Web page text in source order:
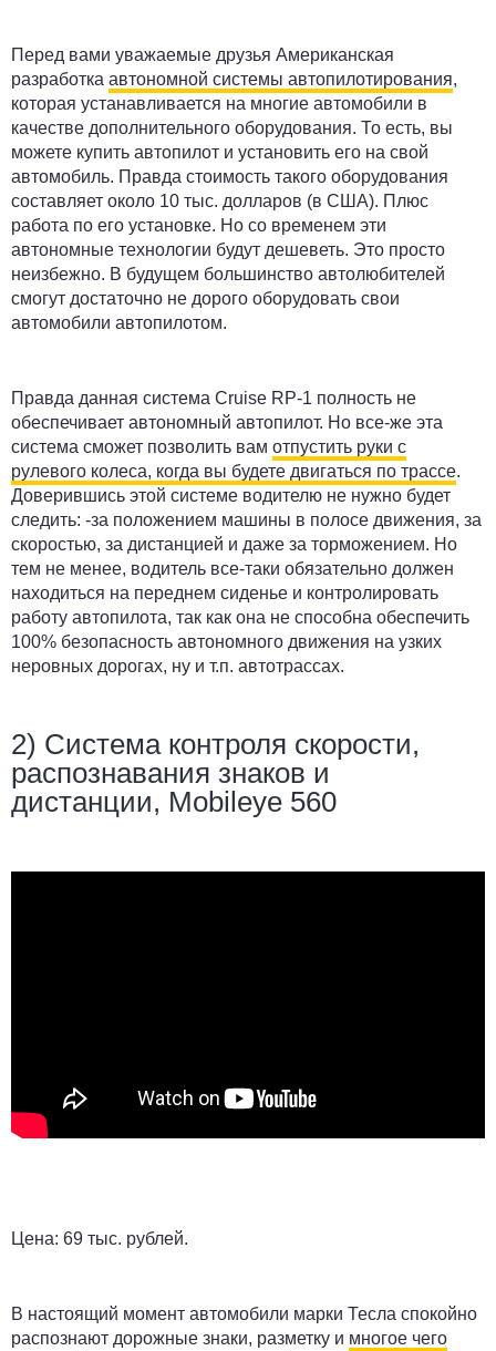
Перед вами уважаемые друзья Американская
разработка автономной системы автопилотирования,
которая устанавливается на многие автомобили в
качестве дополнительного оборудования. То есть, вы
можете купить автопилот и установить его на свой
автомобиль. Правда стоимость такого оборудования
составляет около 10 тыс. долларов (в США). Плюс
работа по его установке. Но со временем эти
автономные технологии будут дешеветь. Это просто
неизбежно. В будущем большинство автолюбителей
смогут достаточно не дорого оборудовать свои
автомобили автопилотом.
Правда данная система Cruise RP-1 полность не
обеспечивает автономный автопилот. Но все-же эта
система сможет позволить вам отпустить руки с
рулевого колеса, когда вы будете двигаться по трассе.
Доверившись этой системе водителю не нужно будет
следить: -за положением машины в полосе движения, за
скоростью, за дистанцией и даже за торможением. Но
тем не менее, водитель все-таки обязательно должен
находиться на переднем сиденье и контролировать
работу автопилота, так как она не способна обеспечить
100% безопасность автономного движения на узких
неровных дорогах, ну и т.п. автотрассах.
2) Система контроля скорости,
распознавания знаков и
дистанции, Mobileye 560
Цена: 69 тыс. рублей.
В настоящий момент автомобили марки Тесла спокойно
распознают дорожные знаки, разметку и многое чего